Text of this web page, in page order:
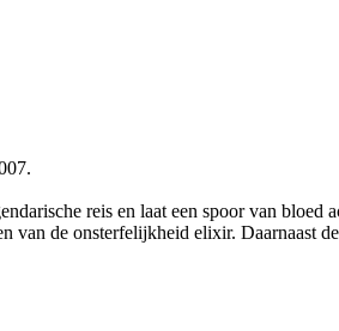
reis en laat een spoor van
de onsterfelijkheid elixir. Daarnaast